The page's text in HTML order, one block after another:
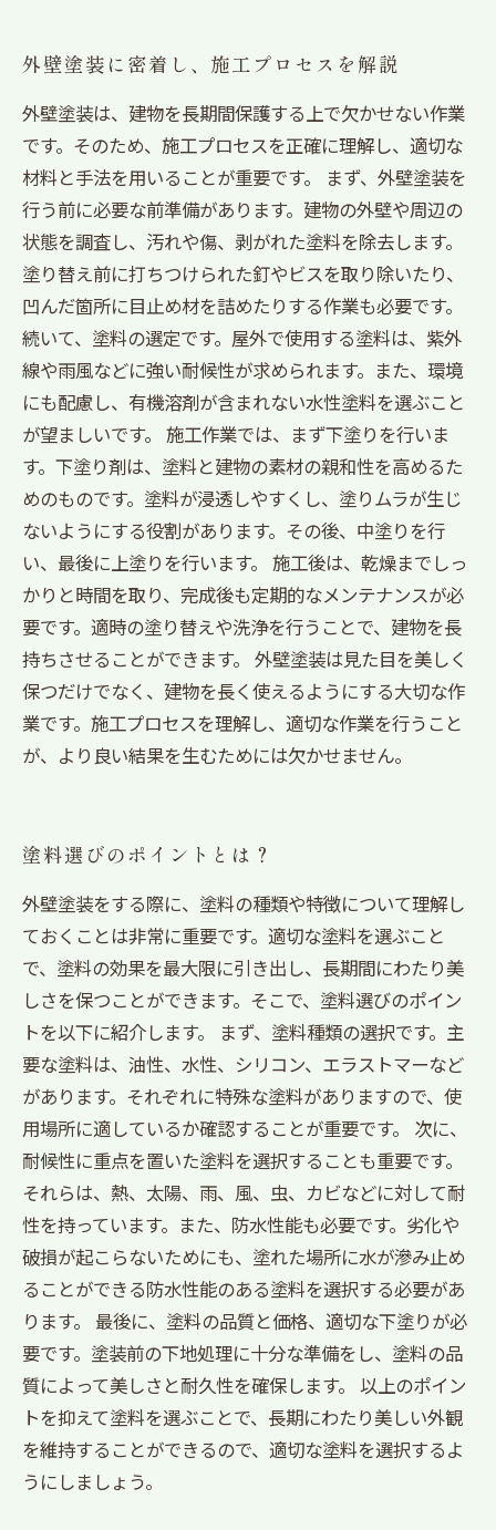
外壁塗装に密着し、施工プロセスを解説
外壁塗装は、建物を長期間保護する上で欠かせない作業
です。そのため、施工プロセスを正確に理解し、適切な
材料と手法を用いることが重要です。 まず、外壁塗装を
行う前に必要な前準備があります。建物の外壁や周辺の
状態を調査し、汚れや傷、剥がれた塗料を除去します。
塗り替え前に打ちつけられた釘やビスを取り除いたり、
凹んだ箇所に目止め材を詰めたりする作業も必要です。
続いて、塗料の選定です。屋外で使用する塗料は、紫外
線や雨風などに強い耐候性が求められます。また、環境
にも配慮し、有機溶剤が含まれない水性塗料を選ぶこと
が望ましいです。 施工作業では、まず下塗りを行いま
す。下塗り剤は、塗料と建物の素材の親和性を高めるた
めのものです。塗料が浸透しやすくし、塗りムラが生じ
ないようにする役割があります。その後、中塗りを行
い、最後に上塗りを行います。 施工後は、乾燥までしっ
かりと時間を取り、完成後も定期的なメンテナンスが必
要です。適時の塗り替えや洗浄を行うことで、建物を長
持ちさせることができます。 外壁塗装は見た目を美しく
保つだけでなく、建物を長く使えるようにする大切な作
業です。施工プロセスを理解し、適切な作業を行うこと
が、より良い結果を生むためには欠かせません。
塗料選びのポイントとは？
外壁塗装をする際に、塗料の種類や特徴について理解し
ておくことは非常に重要です。適切な塗料を選ぶこと
で、塗料の効果を最大限に引き出し、長期間にわたり美
しさを保つことができます。そこで、塗料選びのポイン
トを以下に紹介します。 まず、塗料種類の選択です。主
要な塗料は、油性、水性、シリコン、エラストマーなど
があります。それぞれに特殊な塗料がありますので、使
用場所に適しているか確認することが重要です。 次に、
耐候性に重点を置いた塗料を選択することも重要です。
それらは、熱、太陽、雨、風、虫、カビなどに対して耐
性を持っています。また、防水性能も必要です。劣化や
破損が起こらないためにも、塗れた場所に水が滲み止め
ることができる防水性能のある塗料を選択する必要があ
ります。 最後に、塗料の品質と価格、適切な下塗りが必
要です。塗装前の下地処理に十分な準備をし、塗料の品
質によって美しさと耐久性を確保します。 以上のポイン
トを抑えて塗料を選ぶことで、長期にわたり美しい外観
を維持することができるので、適切な塗料を選択するよ
うにしましょう。